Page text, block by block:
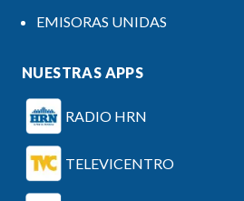
EMISORAS UNIDAS
NUESTRAS APPS
RADIO HRN
TELEVICENTRO